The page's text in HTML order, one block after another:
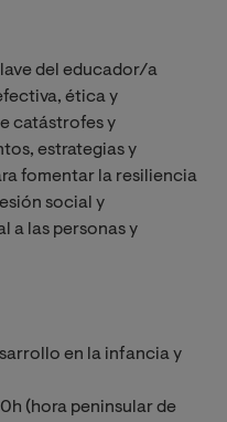
del educador/a
ética y
catástrofes y
estrategias y
fomentar la resiliencia
social y
a las personas y
en la infancia y
(hora peninsular de